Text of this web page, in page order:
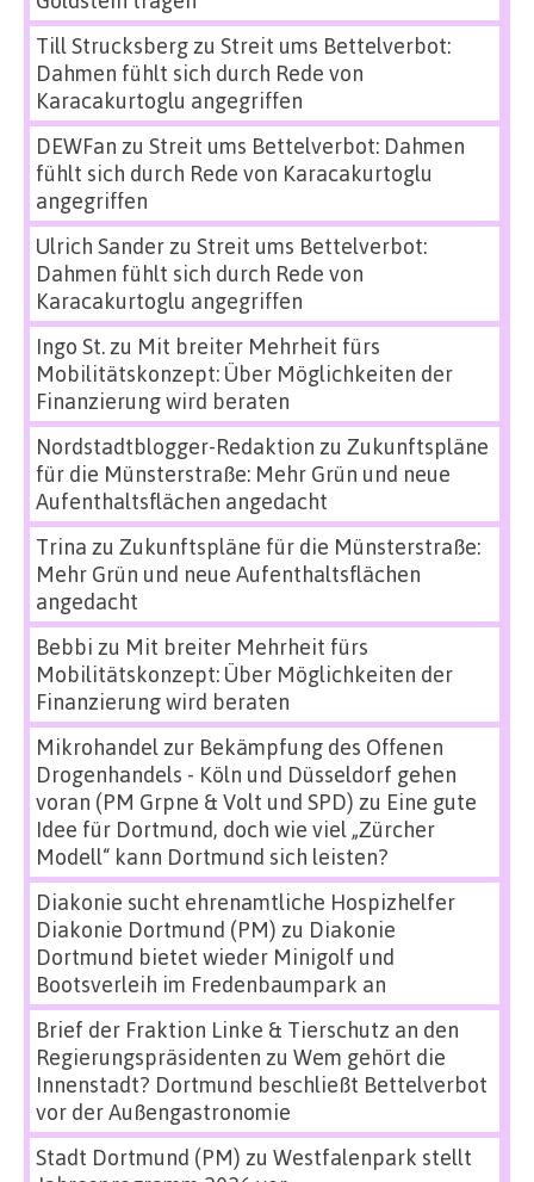
Till Strucksbergzu Streit ums Bettelverbot:
Dahmen fühlt sich durch Rede von
Karacakurtoglu angegriffen
DEWFan zu Streit ums Bettelverbot: Dahmen
fühlt sich durch Rede von Karacakurtoglu
angegriffen
Ulrich Sanderzu Streit ums Bettelverbot:
Dahmen fühlt sich durch Rede von
Karacakurtoglu angegriffen
Ingo St.zu Mit breiter Mehrheit fürs
Mobilitätskonzept: Über Möglichkeiten der
Finanzierung wird beraten
Nordstadtblogger-Redaktion zu Zukunftspläne
für die Münsterstraße: Mehr Grün und neue
Aufenthaltsflächen angedacht
Trina zu Zukunftspläne für die Münsterstraße:
Mehr Grün und neue Aufenthaltsflächen
angedacht
Bebbi zu Mit breiter Mehrheit fürs
Mobilitätskonzept: Über Möglichkeiten der
Finanzierung wird beraten
Mikrohandel zur Bekämpfung des Offenen
Drogenhandels - Köln und Düsseldorf gehen
voran (PM Grpne & Volt und SPD) zu Eine gute
Idee für Dortmund, doch wie viel „Zürcher
Modell“ kann Dortmund sich leisten?
Diakonie sucht ehrenamtliche Hospizhelfer
Diakonie Dortmund (PM) zu Diakonie
Dortmund bietet wieder Minigolf und
Bootsverleih im Fredenbaumpark an
Brief der Fraktion Linke & Tierschutz an den
Regierungspräsidenten zu Wem gehört die
Innenstadt? Dortmund beschließt Bettelverbot
vor der Außengastronomie
Stadt Dortmund (PM) zu Westfalenpark stellt